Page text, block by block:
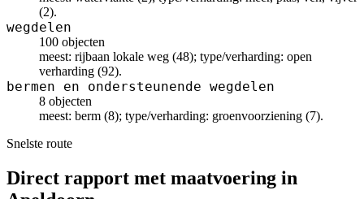
(2).
wegdelen
100 objecten
meest: rijbaan lokale weg (48); type/verharding: open
verharding (92).
bermen en ondersteunende wegdelen
8 objecten
meest: berm (8); type/verharding: groenvoorziening (7).
Snelste route
Direct rapport met maatvoering in